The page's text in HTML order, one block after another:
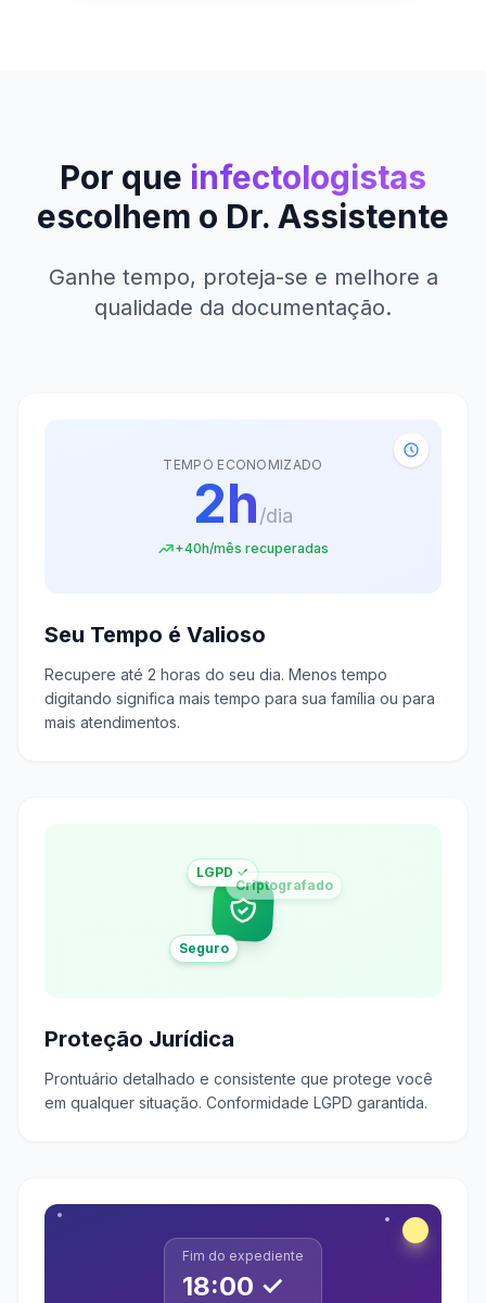
Por que infectologistas
escolhem o Dr. Assistente
Ganhe tempo, proteja-se e melhore a
qualidade da documentação.
TEMPO ECONOMIZADO
2h/dia
+40h/mês recuperadas
Seu Tempo é Valioso
Recupere até 2 horas do seu dia. Menos tempo
digitando significa mais tempo para sua família ou para
mais atendimentos.
LGPD ✓
Seguro
Criptografado
Proteção Jurídica
Prontuário detalhado e consistente que protege você
em qualquer situação. Conformidade LGPD garantida.
Fim do expediente
18:00 ✓